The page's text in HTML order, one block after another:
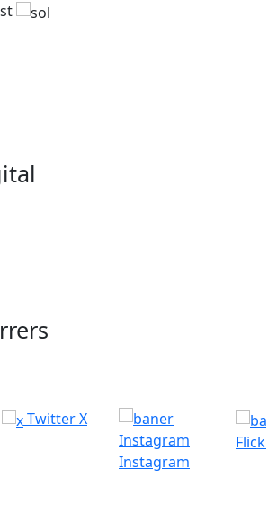
Twitter X
Instagram
Flickr